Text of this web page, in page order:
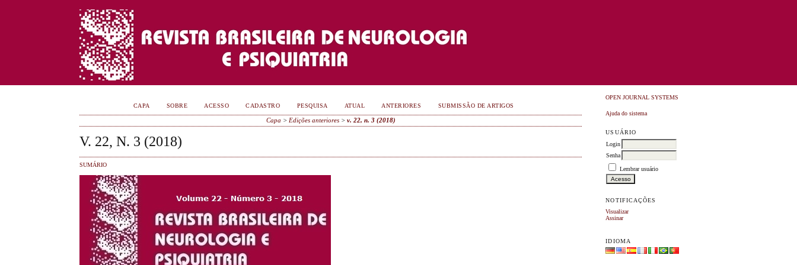
OPEN JOURNAL SYSTEMS
Ajuda do sistema
USUÁRIO
Login
Senha
Lembrar usuário
NOTIFICAÇÕES
Visualizar
Assinar
IDIOMA
CAPA SOBRE ACESSO CADASTRO PESQUISA ATUAL ANTERIORES SUBMISSÃO DE ARTIGOS
Capa > Edições anteriores> v. 22, n. 3 (2018)
V. 22, N. 3 (2018)
SUMÁRIO